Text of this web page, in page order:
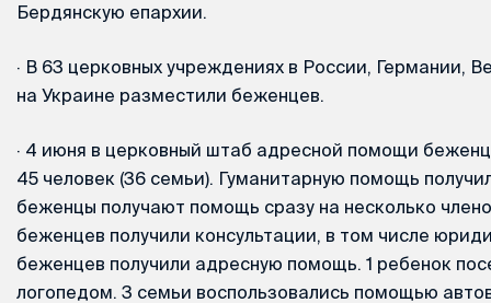
Бердянскую епархии.
· В 63 церковных учреждениях в России, Германии,
на Украине разместили беженцев.
· 4 июня в церковный штаб адресной помощи
45 человек (36 семьи). Гуманитарную помощь
беженцы получают помощь сразу на несколько
беженцев получили консультации, в том числе
беженцев получили адресную помощь. 1 ребенок
логопедом. 3 семьи воспользовались помощью